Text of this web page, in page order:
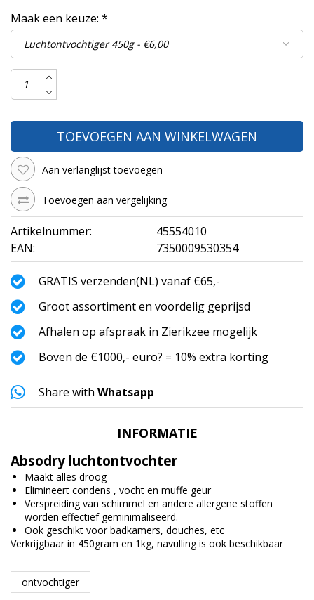
Maak een keuze: *
TOEVOEGEN AAN WINKELWAGEN
Aan verlanglijst toevoegen
Toevoegen aan vergelijking
Artikelnummer:
45554010
EAN:
7350009530354
GRATIS verzenden(NL) vanaf €65,-
Groot assortiment en voordelig geprijsd
Afhalen op afspraak in Zierikzee mogelijk
Boven de €1000,- euro? = 10% extra korting
Share with Whatsapp
INFORMATIE
Absodry luchtontvochter
Maakt alles droog
Elimineert condens , vocht en muffe geur
Verspreiding van schimmel en andere allergene stoffen
worden effectief geminimaliseerd.
Ook geschikt voor badkamers, douches, etc
Verkrijgbaar in 450gram en 1kg, navulling is ook beschikbaar
ontvochtiger